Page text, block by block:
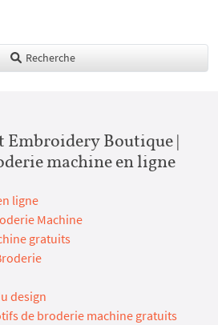
Recherche
Embroidery Boutique |
machine en ligne
ligne
Machine
gratuits
design
de broderie machine gratuits